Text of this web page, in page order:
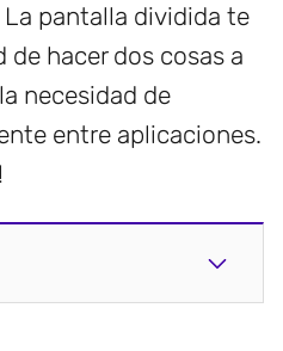
pantalla dividida te
hacer dos cosas a
necesidad de
entre aplicaciones.